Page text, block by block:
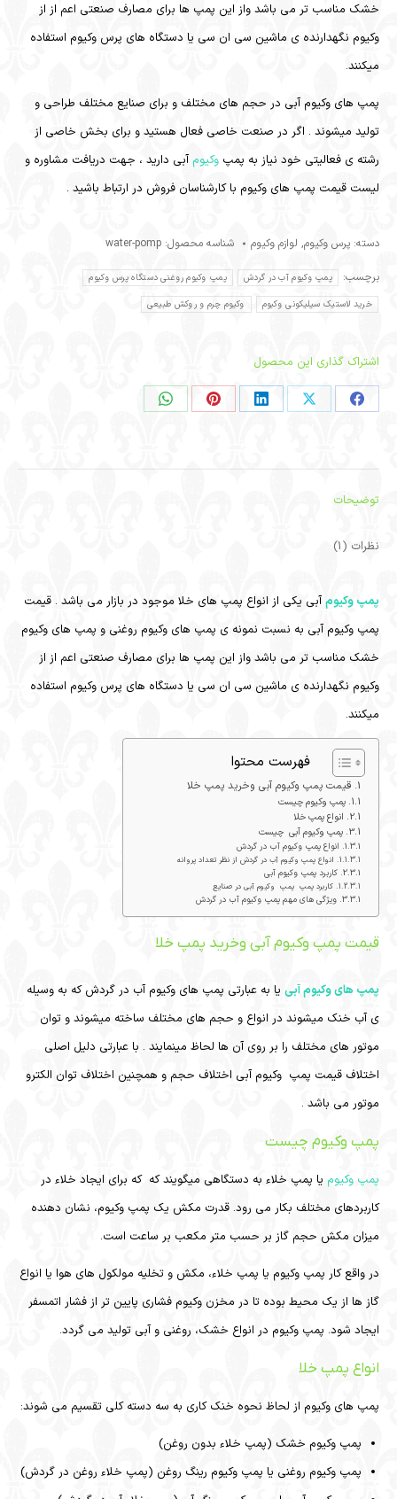
خشک مناسب تر می باشد واز این پمپ ها برای مصارف صنعتی اعم از از
وکیوم نگهدارنده ی ماشین سی ان سی یا دستگاه های پرس وکیوم استفاده
میکنند.
پمپ های وکیوم آبی در حجم های مختلف و برای صنایع مختلف طراحی و
تولید میشوند . اگر در صنعت خاصی فعال هستید و برای بخش خاصی از
رشته ی فعالیتی خود نیاز به پمپ وکیوم آبی دارید ، جهت دریافت مشاوره و
لیست قیمت پمپ های وکیوم با کارشناسان فروش در ارتباط باشید .
دسته: پرس وکیوم, لوازم وکیوم شناسه محصول: water-pomp
برچسب: پمپ وکیوم آب در گردش
پمپ وکیوم روغنی دستگاه پرس وکیوم
خرید لاستیک سیلیکونی وکیوم
وکیوم چرم و روکش طبیعی
اشتراک گذاری این محصول
اشتراک
لینکدین
اشتراک
پینترست
اشتراک
واتساپ
توضیحات
نظرات (1)
پمپ وکیوم آبی یکی از انواع پمپ های خلا موجود در بازار می باشد . قیمت
پمپ وکیوم آبی به نسبت نمونه ی پمپ های وکیوم روغنی و پمپ های وکیوم
خشک مناسب تر می باشد واز این پمپ ها برای مصارف صنعتی اعم از از
وکیوم نگهدارنده ی ماشین سی ان سی یا دستگاه های پرس وکیوم استفاده
میکنند.
فهرست محتوا
قیمت پمپ وکیوم آبی وخرید پمپ خلا
پمپ وکیوم چیست
انواع پمپ خلا
پمپ وکیوم آبی چیست
انواع پمپ وکیوم آب در گردش
انواع پمپ وکیوم آب در گردش از نظر تعداد پروانه
کاربرد پمپ وکیوم آبی
کاربرد پمپ پمپ وکیوم آبی در صنایع
ویژگی های مهم پمپ وکیوم آب در گردش
قیمت پمپ وکیوم آبی وخرید پمپ خلا
پمپ های وکیوم آبی یا به عبارتی پمپ های وکیوم آب در گردش که به وسیله
ی آب خنک میشوند در انواع و حجم های مختلف ساخته میشوند و توان
موتور های مختلف را بر روی آن ها لحاظ مینمایند . با عبارتی دلیل اصلی
اختلاف قیمت پمپ وکیوم آبی اختلاف حجم و همچنین اختلاف توان الکترو
موتور می باشد .
پمپ وکیوم چیست
پمپ وکیوم یا پمپ خلاء به دستگاهی میگویند که که برای ایجاد خلاء در
کاربردهای مختلف بکار می رود. قدرت مکش یک پمپ وکیوم، نشان دهنده
میزان مکش حجم گاز بر حسب متر مکعب بر ساعت است.
در واقع کار پمپ وکیوم یا پمپ خلاء، مکش و تخلیه مولکول های هوا یا انواع
گاز ها از یک محیط بوده تا در مخزن وکیوم فشاری پایین تر از فشار اتمسفر
ایجاد شود. پمپ وکیوم در انواع خشک، روغنی و آبی تولید می گردد.
انواع پمپ خلا
پمپ های وکیوم از لحاظ نحوه خنک کاری به سه دسته کلی تقسیم می شوند:
پمپ وکیوم خشک (پمپ خلاء بدون روغن)
پمپ وکیوم روغنی یا پمپ وکیوم رینگ روغن (پمپ خلاء روغن در گردش)